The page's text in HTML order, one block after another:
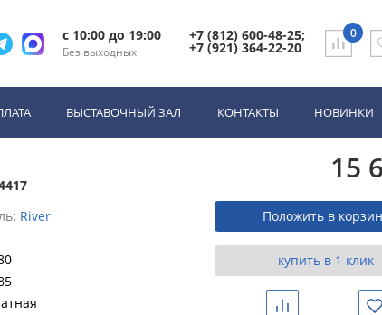
c 10:00 до 19:00
Без выходных
+7 (812) 600-48-25;
+7 (921) 364-22-20
0
ВЫСТАВОЧНЫЙ ЗАЛ КОНТАКТЫ НОВИНКИ
80/24 МТ без поддона
24 МТ без поддона
: River
15
Положить в
купить в 1 клик
Сравнить